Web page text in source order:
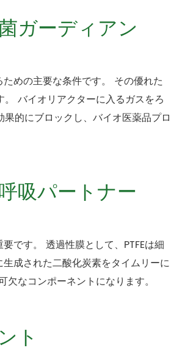
ガーディアン
めの主要な条件です。 その優れた
バイオリアクターに入るガスをろ
的にブロックし、バイオ医薬品プロ
吸パートナー
です。 透過性膜として、PTFEは細
成された二酸化炭素をタイムリーに
なコンポーネントになります。
ト